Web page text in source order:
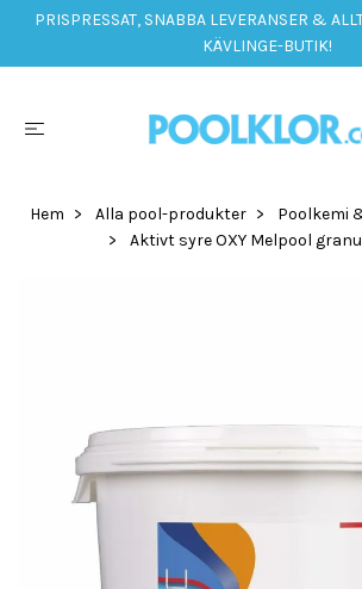
PRISPRESSAT, SNABBA LEVERANSER &
KÄVLINGE-BUTIK!
Hem Alla pool-produkter
Poolkemi
Aktivt syre OXY Melpool